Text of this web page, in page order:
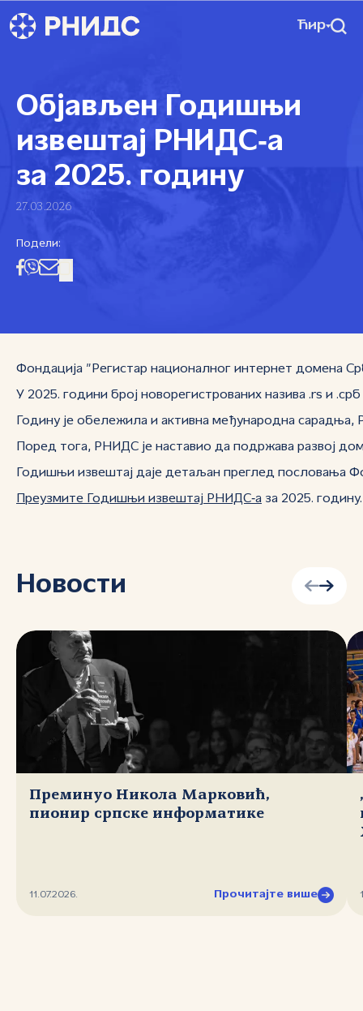
Ћир
Објављен Годишњи
извештај РНИДС‑а
за 2025. годину
27.03.2026
Подели:
Фондација ”Регистар националног интернет домена
У 2025. години број новорегистрованих назива .rs и
Годину је обележила и активна међународна
Поред тога, РНИДС је наставио да подржава развој
Годишњи извештај даје детаљан преглед пословања
Преузмите Годишњи извештај РНИДС‑а за 2025. годину.
Новости
Преминуо Никола Марковић,
пионир српске информатике
11.07.2026. Прочитајте више